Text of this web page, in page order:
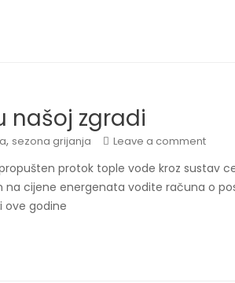
našoj zgradi
, sezona grijanja Leave a comment
propušten protok tople vode kroz sustav
cijene energenata vodite računa o
ove godine